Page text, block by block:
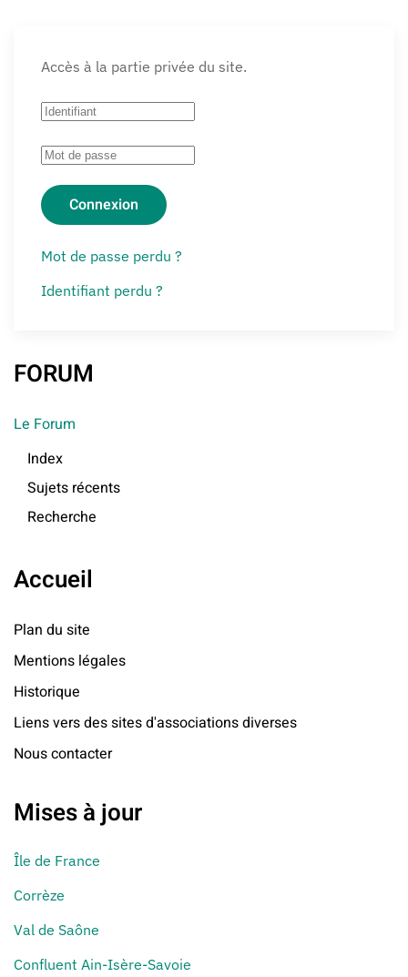
Accès à la partie privée du site.
Connexion
Mot de passe perdu ?
Identifiant perdu ?
FORUM
Le Forum
Index
Sujets récents
Recherche
Accueil
Plan du site
Mentions légales
Historique
Liens vers des sites d'associations diverses
Nous contacter
Mises à jour
Île de France
Corrèze
Val de Saône
Confluent Ain-Isère-Savoie